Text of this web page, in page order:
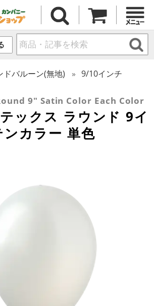
ドバルーン(無地)
9/10インチ
9" Satin Color Each Color
ックス ラウンド 9イ
ンカラー 単色